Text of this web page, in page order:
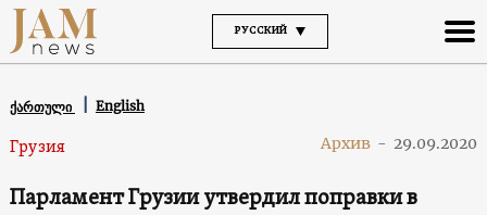
РУССКИЙ
ქართული English
Грузия Архив - 29.09.2020
Парламент Грузии утвердил поправки в